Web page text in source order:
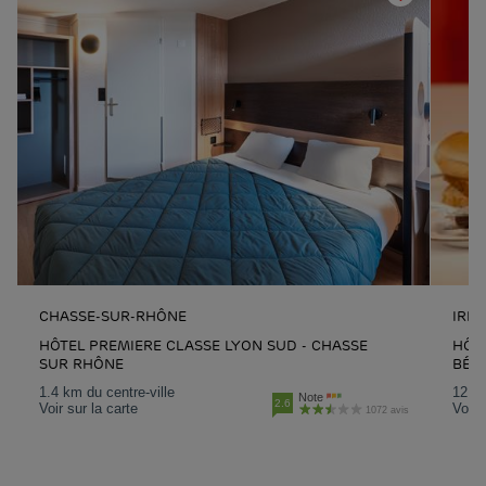
CHASSE-SUR-RHÔNE
HÔTEL PREMIERE CLASSE LYON SUD - CHASSE
SUR RHÔNE
1.4 km du centre-ville
Voir sur la carte
2.6 Note
1072 avis
12.6
Voir